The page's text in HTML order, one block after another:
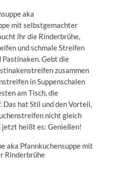
aka
mit selbstgemachter
ihr die Rinderbrühe,
und schmale Streifen
Pastinaken. Gebt die
zusammen
in Suppenschalen
am Tisch, die
Das hat Stil und den Vorteil,
nicht gleich
jetzt heißt es: Genießen!